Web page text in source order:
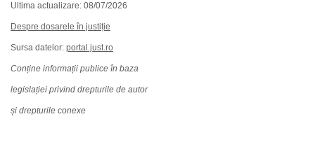
Ultima actualizare: 08/07/2026
Despre dosarele în justiție
Sursa datelor: portal.just.ro
Conține informații publice în baza
legislației privind drepturile de autor
și drepturile conexe